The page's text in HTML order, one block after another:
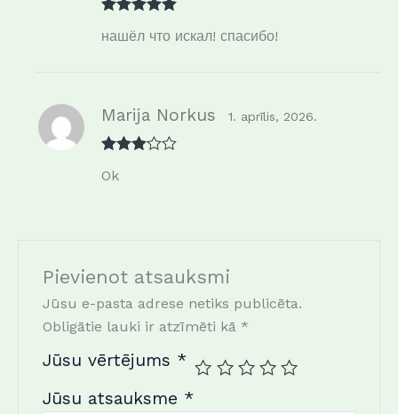
ar5no 5
нашёл что искал! спасибо!
ts ar
Marija Norkus 1. aprīlis, 2026.
Ok
Pievienot atsauksmi
Jūsu e-pasta adrese netiks publicēta.
Obligātie lauki ir atzīmēti kā *
Jūsu vērtējums *
Jūsu atsauksme *